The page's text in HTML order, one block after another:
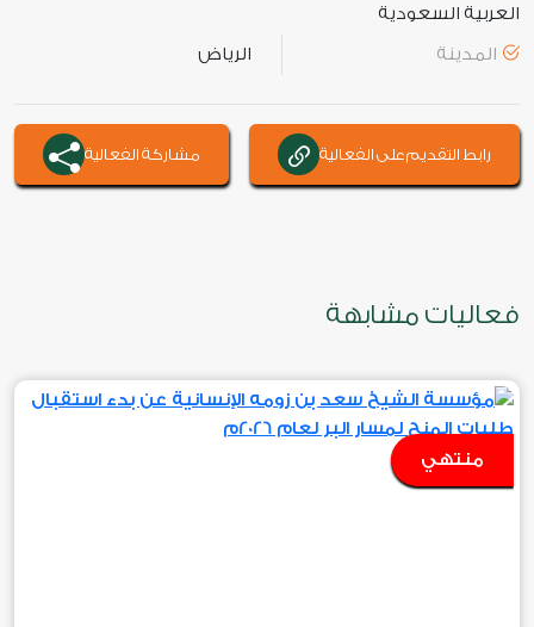
العربية السعودية
المدينة
الرياض
رابط التقديم على الفعالية مشاركة الفعالية
فعاليات مشابهة
منتهي